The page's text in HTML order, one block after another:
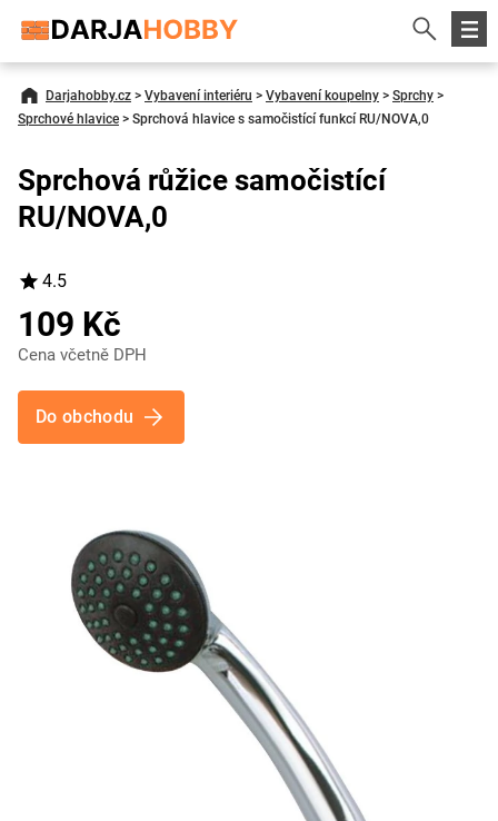
Darjahobby.cz > Vybavení interiéru > Vybavení koupelny > Sprchy >
Sprchové hlavice > Sprchová hlavice s samočistící funkcí RU/NOVA,0
Sprchová růžice samočistící
RU/NOVA,0
4.5
109 Kč
Cena včetně DPH
Do obchodu